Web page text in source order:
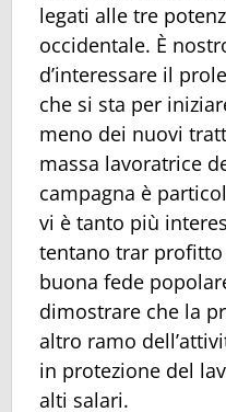
legati alle tre
occidentale. È
d’interessare il
che si sta per
meno dei nuovi
massa lavoratrice
campagna è
vi è tanto più
tentano trar
buona fede
dimostrare che la
altro ramo
in protezione del
alti salari.